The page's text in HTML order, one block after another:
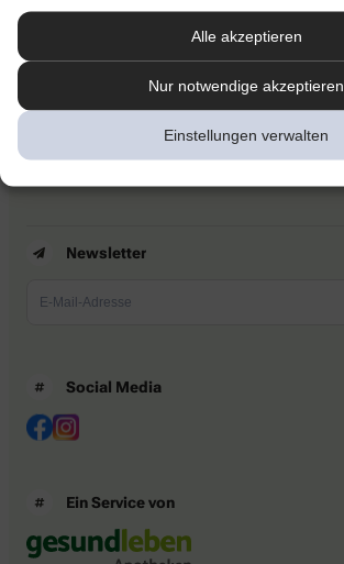
Alle akzeptieren
Nur notwendige akzeptieren
Einstellungen verwalten
apotheke.com Informationen
Newsletter
Barrierefreiheitserklärung
Newsletter
Social Media
Ein Service von